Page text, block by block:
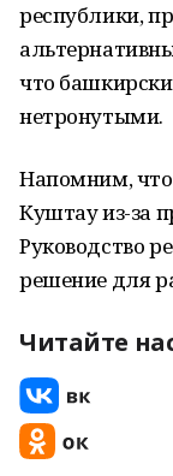
республики,
что
нетронутыми.
Напомним, что
Куштау из-за
Руководство
решение для
Читайте